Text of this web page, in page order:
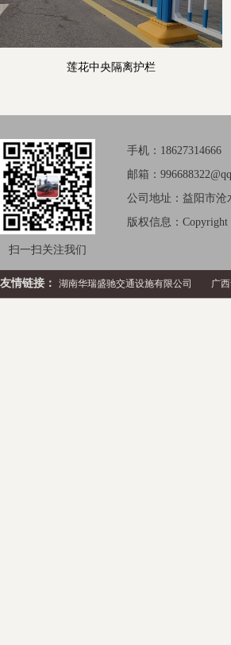
莲花中央隔离护栏
扫一扫关注我们
手机：18627314666
邮箱：
公司地址：益阳市沧
版权信息：Copyright
友情链接： 湖南华瑞盛驰交通设施有限公司 广